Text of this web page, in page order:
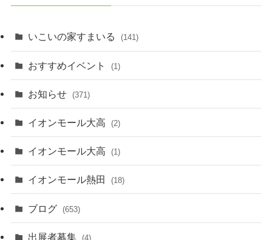
いこいの家すまいる (141)
おすすめイベント (1)
お知らせ (371)
イオンモール大高 (2)
イオンモール大高 (1)
イオンモール熱田 (18)
ブログ (653)
出展者募集 (4)